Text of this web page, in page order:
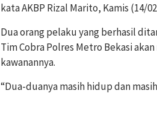
kata AKBP Rizal Marito, Kamis (14/
Dua orang pelaku yang berhasil
Tim Cobra Polres Metro Bekasi
kawanannya.
“Dua-duanya masih hidup dan